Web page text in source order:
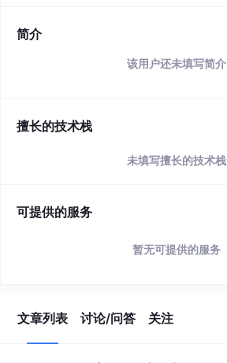
简介
该用户还未填写简介
擅长的技术栈
未填写擅长的技术栈
可提供的服务
暂无可提供的服务
文章列表 讨论/问答 关注